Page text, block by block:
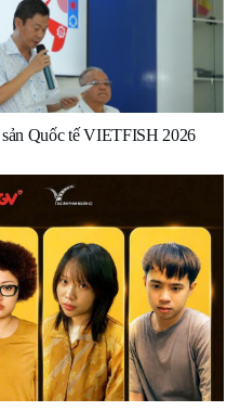
Quốc tế VIETFISH 2026